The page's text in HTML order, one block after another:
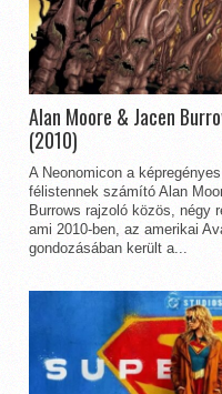
Alan Moore & Jacen
(2010)
A Neonomicon a
félistennek számító Alan
Burrows rajzoló közös, négy
ami 2010-ben, az amerikai
gondozásában került a...